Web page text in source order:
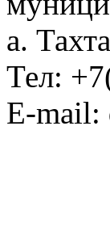
а.
Тел:
E-mail: